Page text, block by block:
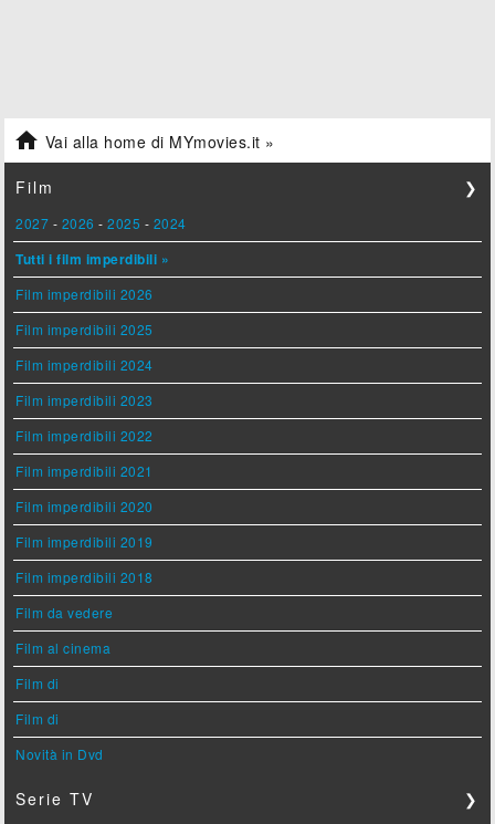
 Vai alla home di MYmovies.it »
Film ❯
2027 - 2026 -2025 - 2024
Tutti i film imperdibili »
Film imperdibili 2026
Film imperdibili 2025
Film imperdibili 2024
Film imperdibili 2023
Film imperdibili 2022
Film imperdibili 2021
Film imperdibili 2020
Film imperdibili 2019
Film imperdibili 2018
Film da vedere
Film al cinema
Film di
Film di
Novità in Dvd
Serie TV ❯